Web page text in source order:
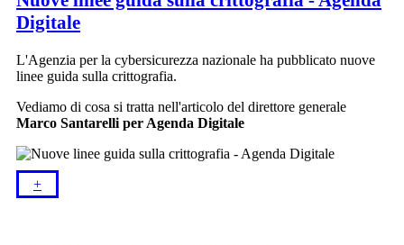
Digitale
L'Agenzia per la cybersicurezza nazionale ha pubblicato nuove
linee guida sulla crittografia.
Vediamo di cosa si tratta nell'articolo del direttore generale
Marco Santarelli per Agenda Digitale
+​